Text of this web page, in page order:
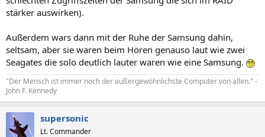
stärker auswirken).
Außerdem wars dann mit der Ruhe der Samsung dahin,
seltsam, aber sie waren beim Hören genauso laut wie zwei
Seagates die solo deutlich lauter waren wie eine Samsung.
"Der Mensch ist immer noch der außergewöhnlichste Computer von allen." -
John F. Kennedy
supersonic
Lt. Commander